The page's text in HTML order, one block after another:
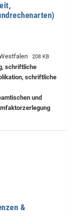
208 KB
schriftliche
schriftliche
und
&